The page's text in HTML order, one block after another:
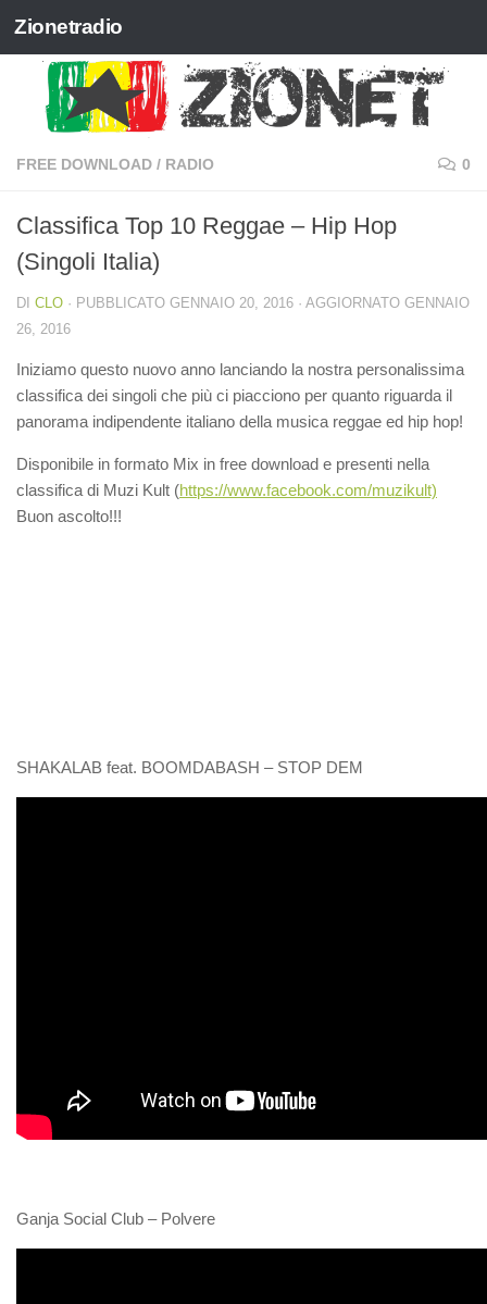
Salta al contenuto
Zionetradio
FREE DOWNLOAD / RADIO 0
Classifica Top 10 Reggae – Hip Hop
(Singoli Italia)
DI CLO · PUBBLICATO GENNAIO 20, 2016 · AGGIORNATO GENNAIO
26, 2016
Iniziamo questo nuovo anno lanciando la nostra personalissima
classifica dei singoli che più ci piacciono per quanto riguarda il
panorama indipendente italiano della musica reggae ed hip hop!
Disponibile in formato Mix in free download e presenti nella
classifica di Muzi Kult (https://www.facebook.com/muzikult)
Buon ascolto!!!
SHAKALAB feat. BOOMDABASH – STOP DEM
Ganja Social Club – Polvere